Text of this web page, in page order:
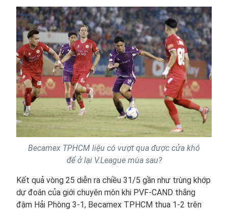
Becamex TPHCM liệu có vượt qua được cửa khó
để ở lại V.League mùa sau?
Kết quả vòng 25 diễn ra chiều 31/5 gần như trùng khớp
dự đoán của giới chuyên môn khi PVF-CAND thắng
đậm Hải Phòng 3-1, Becamex TPHCM thua 1-2 trên